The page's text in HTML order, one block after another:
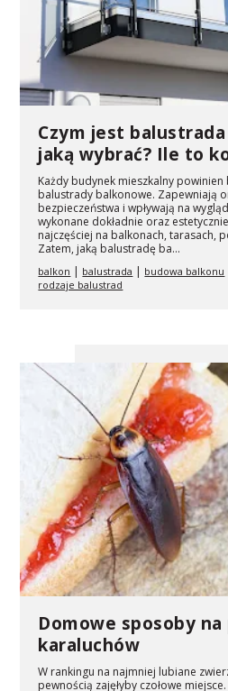
Czym jest
jaką wybrać? Ile to
Każdy budynek mieszkalny
balustrady balkonowe. Zapewniają
bezpieczeństwa i wpływają na
wykonane dokładnie oraz
najczęściej na balkonach, tarasach,
Zatem, jaką balustradę ba...
balkon | balustrada | budowa balkonu
rodzaje balustrad
Domowe sposoby
karaluchów
W rankingu na najmniej lubiane
pewnością zajęłyby czołowe